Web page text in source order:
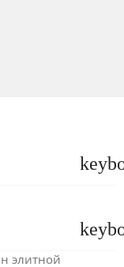
элитной